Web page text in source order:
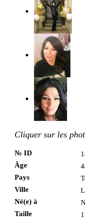
Cliquer sur les
№ ID
Âge
Pays
Ville
Né(e) à
Taille